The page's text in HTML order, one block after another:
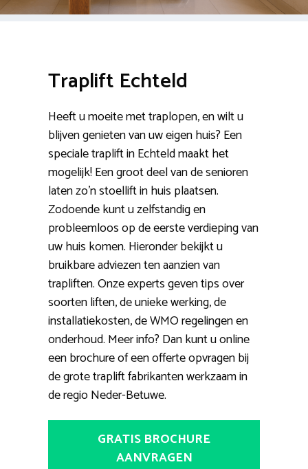
Traplift Echteld
Heeft u moeite met traplopen, en wilt u
blijven genieten van uw eigen huis? Een
speciale traplift in Echteld maakt het
mogelijk! Een groot deel van de senioren
laten zo’n stoellift in huis plaatsen.
Zodoende kunt u zelfstandig en
probleemloos op de eerste verdieping van
uw huis komen. Hieronder bekijkt u
bruikbare adviezen ten aanzien van
trapliften. Onze experts geven tips over
soorten liften, de unieke werking, de
installatiekosten, de WMO regelingen en
onderhoud. Meer info? Dan kunt u online
een brochure of een offerte opvragen bij
de grote traplift fabrikanten werkzaam in
de regio Neder-Betuwe.
GRATIS BROCHURE
AANVRAGEN